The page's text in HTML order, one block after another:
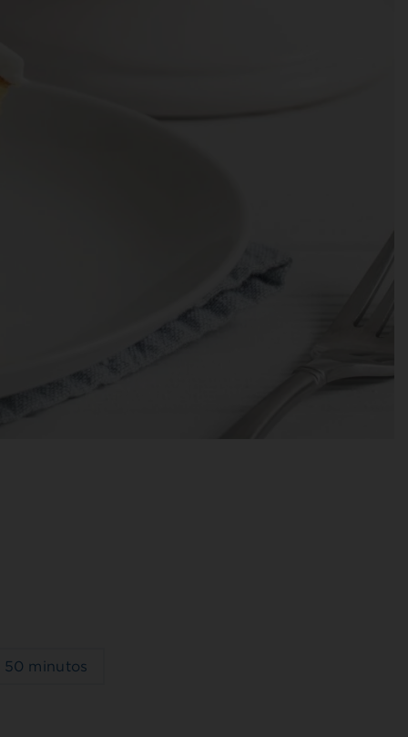
50 minutos